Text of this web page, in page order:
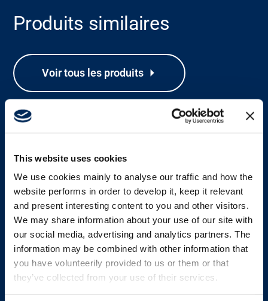
This website uses cookies
We use cookies mainly to analyse our traffic and how the
website performs in order to develop it, keep it relevant
and present interesting content to you and other visitors.
We may share information about your use of our site with
our social media, advertising and analytics partners. The
information may be combined with other information that
you have volunteerily provided to us or them or that
they’ve collected from your use of their services.
À propos
Carrière
Banque média
Produits similaires
Voir tous les produits
SYSTEM SOLUTIONS